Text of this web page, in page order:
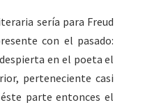
sería para Freud
con el pasado:
en el poeta el
perteneciente casi
parte entonces el